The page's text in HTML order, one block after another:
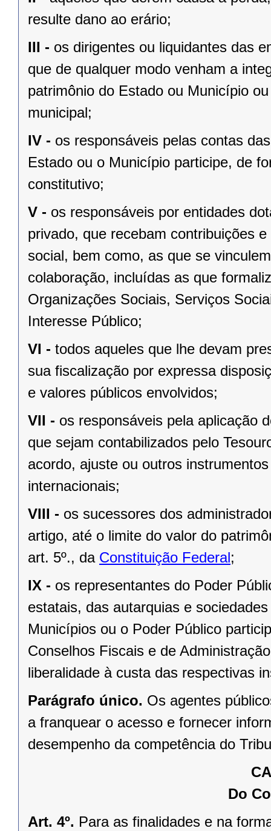
resulte dano ao erário;
III - os dirigentes ou liquidantes das
que de qualquer modo venham a
patrimônio do Estado ou Município
municipal;
IV - os responsáveis pelas contas
Estado ou o Município participe, de
constitutivo;
V - os responsáveis por entidades
privado, que recebam contribuições
social, bem como, as que se
colaboração, incluídas as que
Organizações Sociais, Serviços
Interesse Público;
VI - todos aqueles que lhe devam
sua fiscalização por expressa
e valores públicos envolvidos;
VII - os responsáveis pela aplicação
que sejam contabilizados pelo
acordo, ajuste ou outros
internacionais;
VIII - os sucessores dos
artigo, até o limite do valor do
art. 5º., da Constituição Federal;
IX - os representantes do Poder
estatais, das autarquias e
Municípios ou o Poder Público
Conselhos Fiscais e de
liberalidade à custa das respectivas
Parágrafo único. Os agentes
a franquear o acesso e fornecer
desempenho da competência do
Do
Art. 4º. Para as finalidades e na